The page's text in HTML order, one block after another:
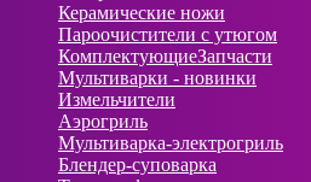
Керамические ножи
Пароочистители с утюгом
КомплектующиеЗапчасти
Мультиварки - новинки
Измельчители
Аэрогриль
Мультиварка-электрогриль
Блендер-суповарка